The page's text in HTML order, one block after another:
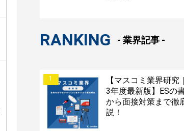
RANKING - 業界記事 -
1
【マスコミ業界研究
3年度最新版】ESの
から面接対策まで徹
説！